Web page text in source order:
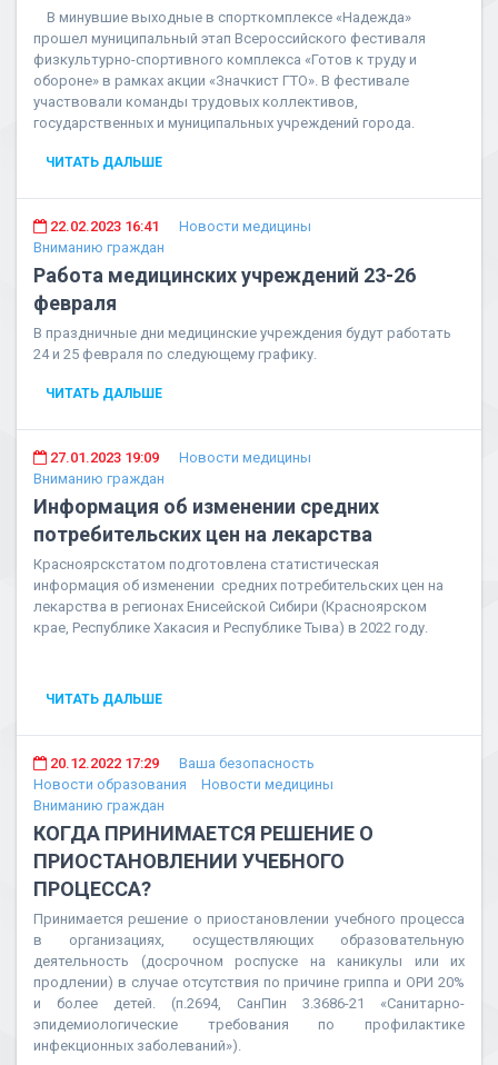
В минувшие выходные в спорткомплексе «Надежда»
прошел муниципальный этап Всероссийского фестиваля
физкультурно-спортивного комплекса «Готов к труду и
обороне» в рамках акции «Значкист ГТО». В фестивале
участвовали команды трудовых коллективов,
государственных и муниципальных учреждений города.
ЧИТАТЬ ДАЛЬШЕ
22.02.2023 16:41
Новости медицины
Вниманию граждан
Работа медицинских учреждений 23-26
февраля
В праздничные дни медицинские учреждения будут работать
24 и 25 февраля по следующему графику.
ЧИТАТЬ ДАЛЬШЕ
27.01.2023 19:09
Новости медицины
Вниманию граждан
Информация об изменении средних
потребительских цен на лекарства
Красноярскстатом подготовлена статистическая
информация об изменении средних потребительских цен на
лекарства в регионах Енисейской Сибири (Красноярском
крае, Республике Хакасия и Республике Тыва) в 2022 году.
ЧИТАТЬ ДАЛЬШЕ
20.12.2022 17:29
Ваша безопасность
Новости образования
Новости медицины
Вниманию граждан
КОГДА ПРИНИМАЕТСЯ РЕШЕНИЕ О
ПРИОСТАНОВЛЕНИИ УЧЕБНОГО
ПРОЦЕССА?
Принимается решение о приостановлении учебного процесса
в организациях, осуществляющих образовательную
деятельность (досрочном роспуске на каникулы или их
продлении) в случае отсутствия по причине гриппа и ОРИ 20%
и более детей. (п.2694, СанПин 3.3686-21 «Санитарно-
эпидемиологические требования по профилактике
инфекционных заболеваний»).